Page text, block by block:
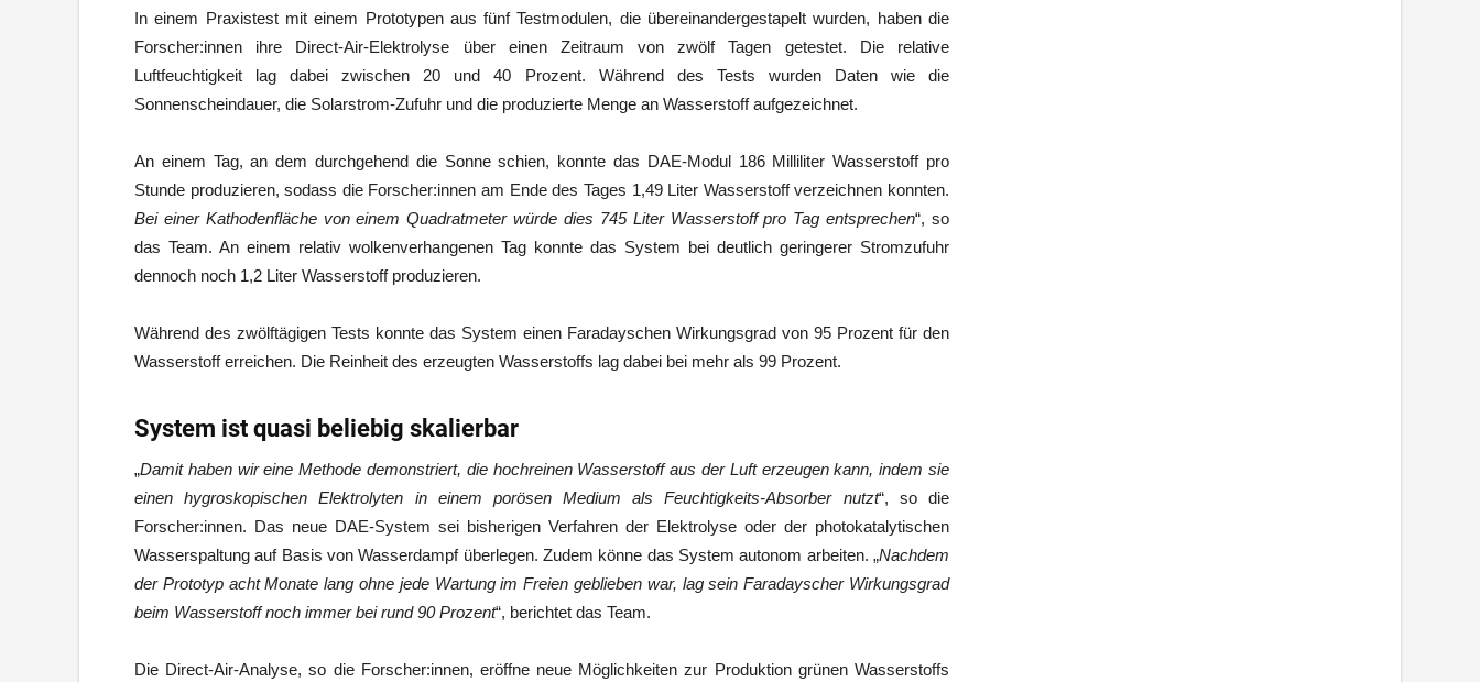
In einem Praxistest mit einem Prototypen aus fünf Testmodulen, die übereinandergestapelt wurden, haben die
Forscher:innen ihre Direct-Air-Elektrolyse über einen Zeitraum von zwölf Tagen getestet. Die relative
Luftfeuchtigkeit lag dabei zwischen 20 und 40 Prozent. Während des Tests wurden Daten wie die
Sonnenscheindauer, die Solarstrom-Zufuhr und die produzierte Menge an Wasserstoff aufgezeichnet.
An einem Tag, an dem durchgehend die Sonne schien, konnte das DAE-Modul 186 Milliliter Wasserstoff pro
Stunde produzieren, sodass die Forscher:innen am Ende des Tages 1,49 Liter Wasserstoff verzeichnen konnten.
Bei einer Kathodenfläche von einem Quadratmeter würde dies 745 Liter Wasserstoff pro Tag entsprechen“, so
das Team. An einem relativ wolkenverhangenen Tag konnte das System bei deutlich geringerer Stromzufuhr
dennoch noch 1,2 Liter Wasserstoff produzieren.
Während des zwölftägigen Tests konnte das System einen Faradayschen Wirkungsgrad von 95 Prozent für den
Wasserstoff erreichen. Die Reinheit des erzeugten Wasserstoffs lag dabei bei mehr als 99 Prozent.
System ist quasi beliebig skalierbar
„Damit haben wir eine Methode demonstriert, die hochreinen Wasserstoff aus der Luft erzeugen kann, indem sie
einen hygroskopischen Elektrolyten in einem porösen Medium als Feuchtigkeits-Absorber nutzt“, so die
Forscher:innen. Das neue DAE-System sei bisherigen Verfahren der Elektrolyse oder der photokatalytischen
Wasserspaltung auf Basis von Wasserdampf überlegen. Zudem könne das System autonom arbeiten. „Nachdem
der Prototyp acht Monate lang ohne jede Wartung im Freien geblieben war, lag sein Faradayscher Wirkungsgrad
beim Wasserstoff noch immer bei rund 90 Prozent“, berichtet das Team.
Die Direct-Air-Analyse, so die Forscher:innen, eröffne neue Möglichkeiten zur Produktion grünen Wasserstoffs